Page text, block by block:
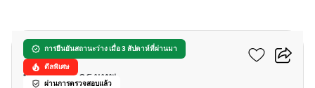
การยืนยันสถานะว่าง เมื่อ 3 สัปดาห์ที่ผ่านมา
ดีลพิเศษ
ผ่านการตรวจสอบแล้ว
อัลติจูด ดีไฟน์
พระราม 4, กรุงเทพ